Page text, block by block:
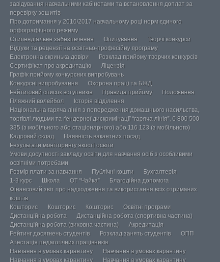
завідування навчальними кабінетами та встановлення доплат за
перевірку зошитів
Про дотримання у 2016/2017 навчальному році норм єдиного
орфографічного режиму
Стипендіальне забезпечення
Опитування
Творчі конкурси
Відгуки та рецензії на освітньо-професійну програму
Електронна скринька довіри
Розклад прийому творчих конкурсів
Сертифікат про акредитацію
Ліцензія
Графік прийому конкурсних випробувань
Конкурсні випробування
Охорона праці та БЖД
Рейтиговий список вступників
Правила прийому
Положення
Пляжний волейбол
Історія відділення
Національна гаряча лінія з попередження домашнього насильства,
торгівлі людьми та ґендерної дискримінації “гаряча лінія”, 0 800 500
335 (з мобільного або стаціонарного) або 116 123 (з мобільного)
Кадровий склад
Наявність вакантних посад
Результати моніторингу якості освіти
Умови досупності закладу освіти для навчання осіб з особливими
освітніми потребами
Розмір плати за навчання
Публічні кошти
Бухгалтерія
1-3 курс
Школа ОТ “Чайка”
Благодійна допомога
Фінансовий звіт про надходження та використання всіх отриманих
коштів
Кошторис
Кошторис Кошторис
Освітні програми
Дистанційна робота
Дистанційна робота (спортивна частина)
Дистанційна робота (виховна частина)
Акредитація
Рейтинг досягнень студентів
Розклад занять студентів
ОПП
Атестація педагогічних працівників
Навчання в умовах карантину
Навчання в умовах карантину
Навчання в умовах карантину
Навчання в умовах карантину